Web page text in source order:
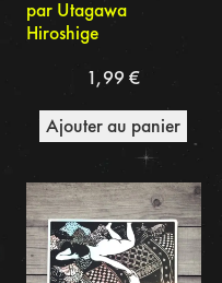
par Utagawa
Hiroshige
1,99€
Ajouter au panier